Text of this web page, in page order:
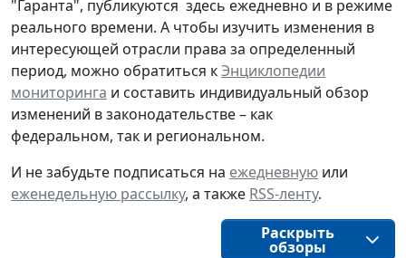
"Гаранта", публикуются здесь ежедневно и в режиме
реального времени. А чтобы изучить изменения в
интересующей отрасли права за определенный
период, можно обратиться кЭнциклопедии
мониторинга и составить индивидуальный обзор
изменений в законодательстве – как
федеральном, так и региональном.
И не забудьте подписаться на ежедневную или
еженедельную рассылку, а также RSS-ленту.
Раскрыть
обзоры